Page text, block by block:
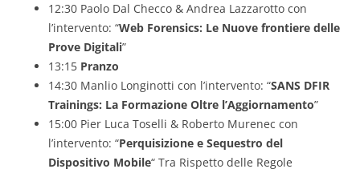
12:30 Paolo Dal Checco & Andrea Lazzarotto con
l’intervento: “Web Forensics: Le Nuove frontiere delle
Prove Digitali”
13:15 Pranzo
14:30 Manlio Longinotti con l’intervento: “SANS DFIR
Trainings: La Formazione Oltre l’Aggiornamento”
15:00 Pier Luca Toselli & Roberto Murenec con
l’intervento: “Perquisizione e Sequestro del
Dispositivo Mobile“ Tra Rispetto delle Regole